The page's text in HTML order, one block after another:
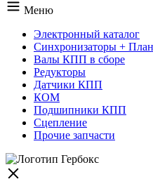
Меню
Электронный каталог
Синхронизаторы +
Валы КПП в сборе
Редукторы
Датчики КПП
КОМ
Подшипники КПП
Сцепление
Прочие запчасти